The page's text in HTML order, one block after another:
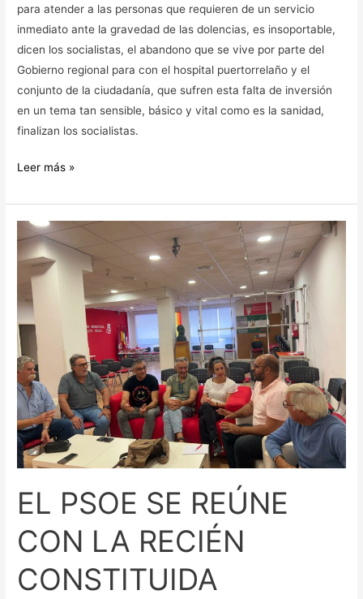
para atender a las personas que requieren de un servicio
inmediato ante la gravedad de las dolencias, es insoportable,
dicen los socialistas, el abandono que se vive por parte del
Gobierno regional para con el hospital puertorrelaño y el
conjunto de la ciudadanía, que sufren esta falta de inversión
en un tema tan sensible, básico y vital como es la sanidad,
finalizan los socialistas.
Leer más »
EL PSOE SE REÚNE
CON LA RECIÉN
CONSTITUIDA
PSOE
REÚNE
CON
LA
RECIÉN
CONSTITUIDA
‘PLATAFORMA
DEL
TRANSPORTE
PÚBLICO
PUERTO
REAL’
Y
ACUERDAN
LLEVAR